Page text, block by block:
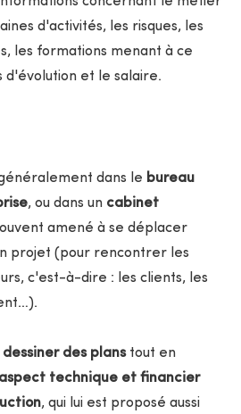
d'activités, les risques, les
les formations menant à ce
d'évolution et le salaire.
dans le bureau
, ou dans un cabinet
amené à se déplacer
projet (pour rencontrer les
c'est-à-dire : les clients, les
dessiner des planstout en
aspect technique et financier
, qui lui est proposé aussi